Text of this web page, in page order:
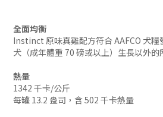
全面均衡
Instinct 原味真雞配方符合 AAFCO 犬
犬（成年體重 70 磅或以上）生長以外的
熱量
1342 千卡/公斤
每罐 13.2 盎司，含 502 千卡熱量